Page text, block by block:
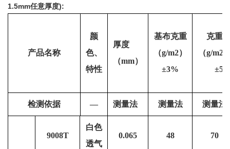
1.5mm任意厚度):
产品名称
颜
色、
特性
厚度
（mm）
基布克重
（g/m2）
±3%
克重
（g/m2
检测依据 — 测量法 测量法 测量法
9008T
白色
透气
0.065 48 70